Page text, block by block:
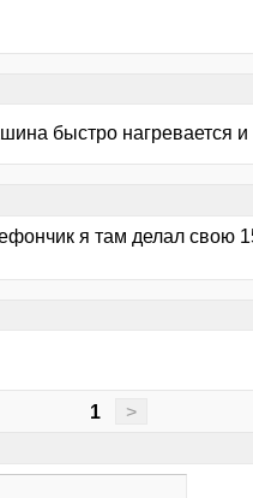
быстро нагревается и
я там делал свою
1 >